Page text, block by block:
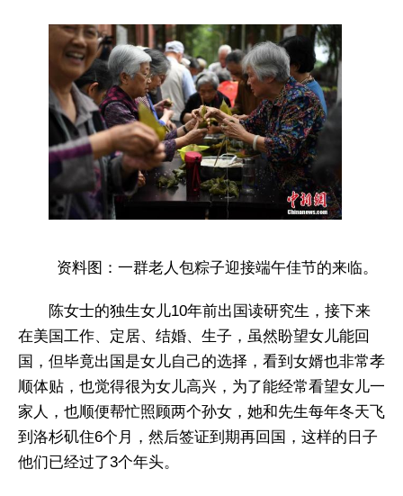
资料图：一群老人包粽子迎接端午佳节的来临。
陈女士的独生女儿10年前出国读研究生，接下来
在美国工作、定居、结婚、生子，虽然盼望女儿能回
国，但毕竟出国是女儿自己的选择，看到女婿也非常孝
顺体贴，也觉得很为女儿高兴，为了能经常看望女儿一
家人，也顺便帮忙照顾两个孙女，她和先生每年冬天飞
到洛杉矶住6个月，然后签证到期再回国，这样的日子
他们已经过了3个年头。